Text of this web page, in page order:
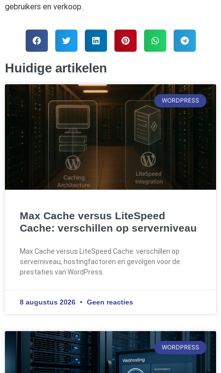
gebruikers en verkoop.
Huidige artikelen
WORDPRESS
Max Cache versus LiteSpeed
Cache: verschillen op serverniveau
Max Cache versus LiteSpeed Cache: verschillen op
serverniveau, hostingfactoren en gevolgen voor de
prestaties van WordPress.
8 augustus 2026 Geen reacties
WORDPRESS